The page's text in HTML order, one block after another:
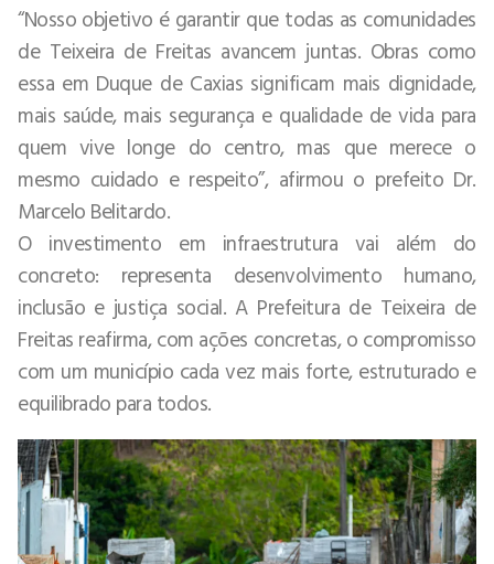
“Nosso objetivo é garantir que todas as comunidades
de Teixeira de Freitas avancem juntas. Obras como
essa em Duque de Caxias significam mais dignidade,
mais saúde, mais segurança e qualidade de vida para
quem vive longe do centro, mas que merece o
mesmo cuidado e respeito”, afirmou o prefeito Dr.
Marcelo Belitardo.
O investimento em infraestrutura vai além do
concreto: representa desenvolvimento humano,
inclusão e justiça social. A Prefeitura de Teixeira de
Freitas reafirma, com ações concretas, o compromisso
com um município cada vez mais forte, estruturado e
equilibrado para todos.